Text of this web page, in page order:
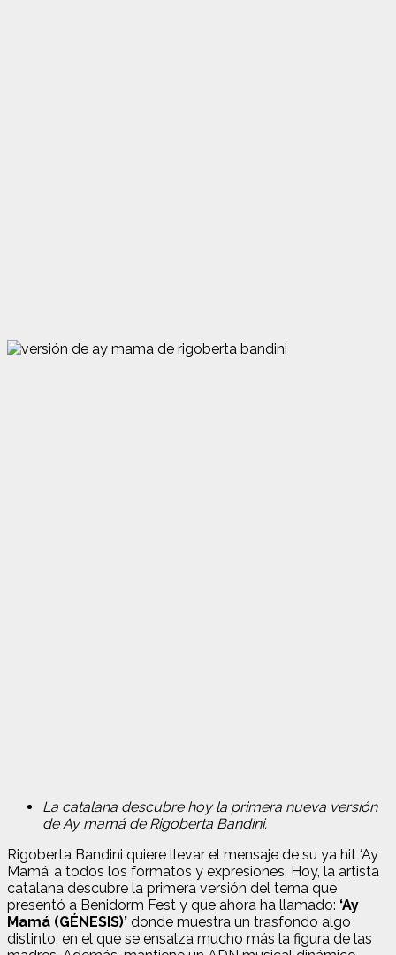
La catalana descubre hoy la primera nueva versión
de Ay mamá de Rigoberta Bandini.
Rigoberta Bandini quiere llevar el mensaje de su ya hit ‘Ay
Mamá’ a todos los formatos y expresiones. Hoy, la artista
catalana descubre la primera versión del tema que
presentó a Benidorm Fest y que ahora ha llamado: ‘Ay
Mamá (GÉNESIS)’ donde muestra un trasfondo algo
distinto, en el que se ensalza mucho más la figura de las